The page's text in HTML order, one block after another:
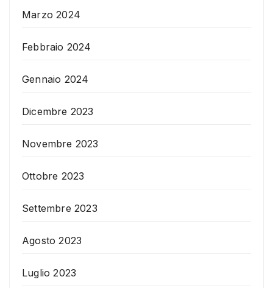
Marzo 2024
Febbraio 2024
Gennaio 2024
Dicembre 2023
Novembre 2023
Ottobre 2023
Settembre 2023
Agosto 2023
Luglio 2023